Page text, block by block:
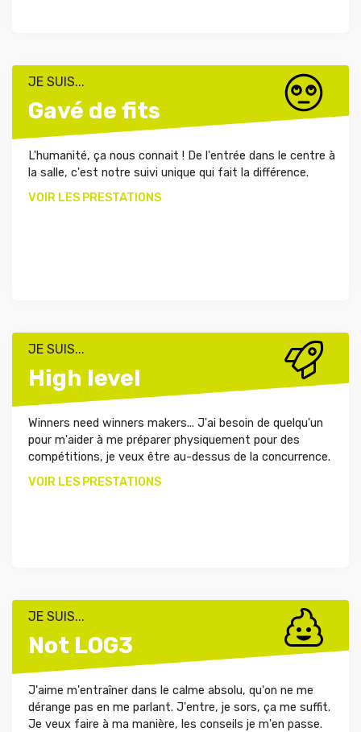
JE SUIS...
Gavé de fits
L'humanité, ça nous connait ! De l'entrée dans le centre à
la salle, c'est notre suivi unique qui fait la différence.
VOIR LES PRESTATIONS
JE SUIS...
High level
Winners need winners makers... J'ai besoin de quelqu'un
pour m'aider à me préparer physiquement pour des
compétitions, je veux être au-dessus de la concurrence.
VOIR LES PRESTATIONS
JE SUIS...
Not LOG3
J'aime m'entraîner dans le calme absolu, qu'on ne me
dérange pas en me parlant. J'entre, je sors, ça me suffit.
Je veux faire à ma manière, les conseils je m'en passe.